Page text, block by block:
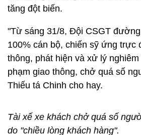
tăng đột biến.
"Từ sáng 31/8, Đội CSGT
100% cán bộ, chiến sỹ ứng trực
thông, phát hiện và xử lý
phạm giao thông, chở quá số
Thiếu tá Chinh cho hay.
Tài xế xe khách chở quá số
do "chiều lòng khách hàng".